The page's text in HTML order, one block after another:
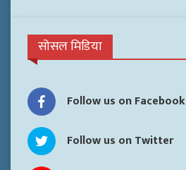
सोसल मिडिया
Follow us on Facebook
Follow us on Twitter